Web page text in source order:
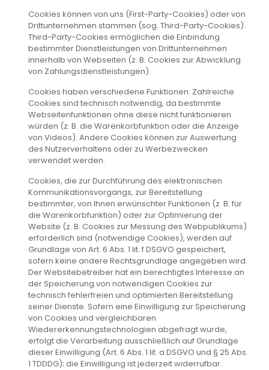
Cookies können von uns (First-Party-Cookies) oder von
Drittunternehmen stammen (sog. Third-Party-Cookies).
Third-Party-Cookies ermöglichen die Einbindung
bestimmter Dienstleistungen von Drittunternehmen
innerhalb von Webseiten (z. B. Cookies zur Abwicklung
von Zahlungsdienstleistungen).
Cookies haben verschiedene Funktionen. Zahlreiche
Cookies sind technisch notwendig, da bestimmte
Webseitenfunktionen ohne diese nicht funktionieren
würden (z. B. die Warenkorbfunktion oder die Anzeige
von Videos). Andere Cookies können zur Auswertung
des Nutzerverhaltens oder zu Werbezwecken
verwendet werden.
Cookies, die zur Durchführung des elektronischen
Kommunikationsvorgangs, zur Bereitstellung
bestimmter, von Ihnen erwünschter Funktionen (z. B. für
die Warenkorbfunktion) oder zur Optimierung der
Website (z. B. Cookies zur Messung des Webpublikums)
erforderlich sind (notwendige Cookies), werden auf
Grundlage von Art. 6 Abs. 1 lit. f DSGVO gespeichert,
sofern keine andere Rechtsgrundlage angegeben wird.
Der Websitebetreiber hat ein berechtigtes Interesse an
der Speicherung von notwendigen Cookies zur
technisch fehlerfreien und optimierten Bereitstellung
seiner Dienste. Sofern eine Einwilligung zur Speicherung
von Cookies und vergleichbaren
Wiedererkennungstechnologien abgefragt wurde,
erfolgt die Verarbeitung ausschließlich auf Grundlage
dieser Einwilligung (Art. 6 Abs. 1 lit. a DSGVO und § 25 Abs.
1 TDDDG); die Einwilligung ist jederzeit widerrufbar.